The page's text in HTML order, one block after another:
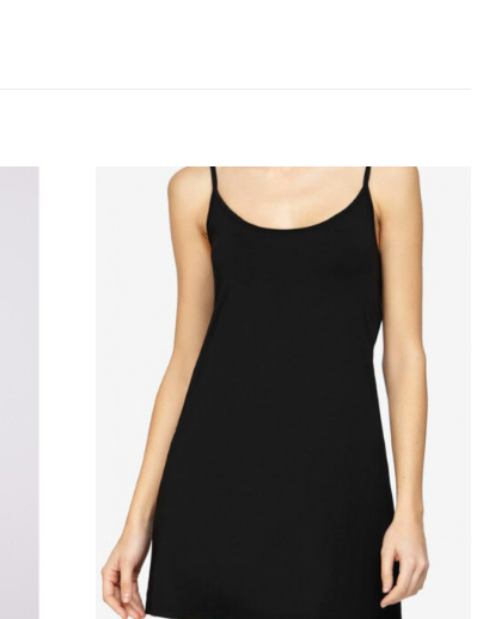
a la